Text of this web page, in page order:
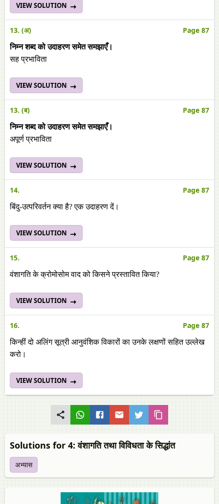
VIEW SOLUTION
13. (अ) Page 87
निम्न शब्द को उदाहरण समेत समझाएँ।
सह प्रभाविता
VIEW SOLUTION
13. (ब) Page 87
निम्न शब्द को उदाहरण समेत समझाएँ।
अपूर्ण प्रभाविता
VIEW SOLUTION
14. Page 87
बिंदु-उत्परिवर्तन क्या है? एक उदाहरण दें।
VIEW SOLUTION
15. Page 87
वंशागति के क्रोमोसोम वाद को किसने प्रस्तावित किया?
VIEW SOLUTION
16. Page 87
किन्हीं दो अलिंग सूत्री आनुवंशिक विकारों का उनके लक्षणों सहित उल्लेख
करो।
VIEW SOLUTION
Solutions for 4: वंशागति तथा विविधता के सिद्धांत
अभ्यास